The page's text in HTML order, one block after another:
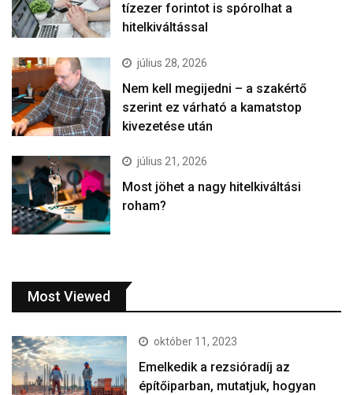
tízezer forintot is spórolhat a
hitelkiváltással
július 28, 2026
Nem kell megijedni – a szakértő
szerint ez várható a kamatstop
kivezetése után
július 21, 2026
Most jöhet a nagy hitelkiváltási
roham?
Most Viewed
október 11, 2023
Emelkedik a rezsióradíj az
építőiparban, mutatjuk, hogyan